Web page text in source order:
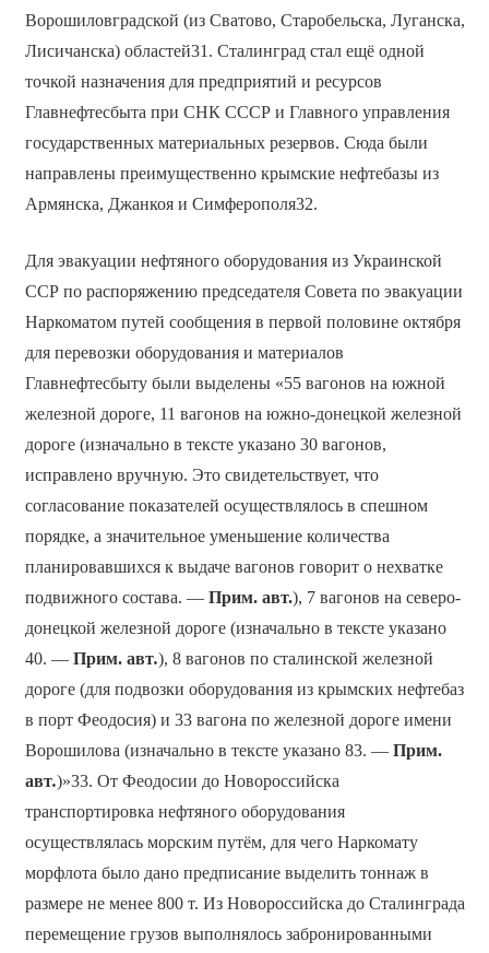
Ворошиловградской (из Сватово, Старобельска, Луганска,
Лисичанска) областей31. Сталинград стал ещё одной
точкой назначения для предприятий и ресурсов
Главнефтесбыта при СНК СССР и Главного управления
государственных материальных резервов. Сюда были
направлены преимущественно крымские нефтебазы из
Армянска, Джанкоя и Симферополя32.
Для эвакуации нефтяного оборудования из Украинской
ССР по распоряжению председателя Совета по эвакуации
Наркоматом путей сообщения в первой половине октября
для перевозки оборудования и материалов
Главнефтесбыту были выделены «55 вагонов на южной
железной дороге, 11 вагонов на южно-донецкой железной
дороге (изначально в тексте указано 30 вагонов,
исправлено вручную. Это свидетельствует, что
согласование показателей осуществлялось в спешном
порядке, а значительное уменьшение количества
планировавшихся к выдаче вагонов говорит о нехватке
подвижного состава. — Прим. авт.), 7 вагонов на северо-
донецкой железной дороге (изначально в тексте указано
40. — Прим. авт.), 8 вагонов по сталинской железной
дороге (для подвозки оборудования из крымских нефтебаз
в порт Феодосия) и 33 вагона по железной дороге имени
Ворошилова (изначально в тексте указано 83. — Прим.
авт.)»33. От Феодосии до Новороссийска
транспортировка нефтяного оборудования
осуществлялась морским путём, для чего Наркомату
морфлота было дано предписание выделить тоннаж в
размере не менее 800 т. Из Новороссийска до Сталинграда
перемещение грузов выполнялось забронированными